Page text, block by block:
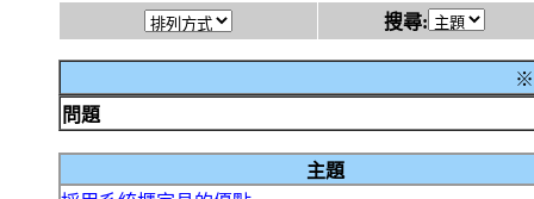
搜尋:
※
問題
主題